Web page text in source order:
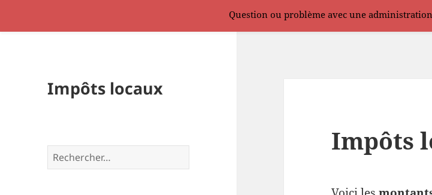
Impôts locaux
Rechercher : Impôts
Question ou problème avec une